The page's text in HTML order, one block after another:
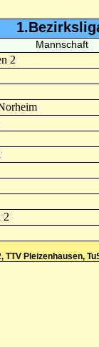
Mannschaft
2
2
Pleizenhausen,